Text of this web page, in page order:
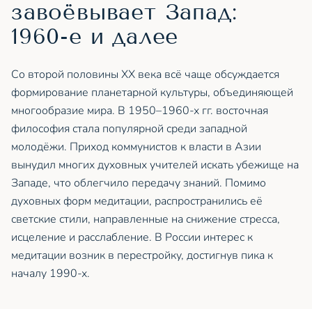
завоёвывает Запад:
1960-е и далее
Со второй половины XX века всё чаще обсуждается
формирование планетарной культуры, объединяющей
многообразие мира. В 1950–1960-х гг. восточная
философия стала популярной среди западной
молодёжи. Приход коммунистов к власти в Азии
вынудил многих духовных учителей искать убежище на
Западе, что облегчило передачу знаний. Помимо
духовных форм медитации, распространились её
светские стили, направленные на снижение стресса,
исцеление и расслабление. В России интерес к
медитации возник в перестройку, достигнув пика к
началу 1990-х.